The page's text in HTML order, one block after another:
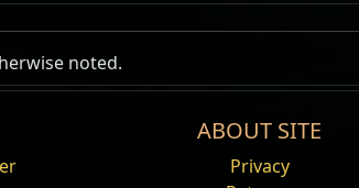
noted.
ABOUT SITE
Privacy